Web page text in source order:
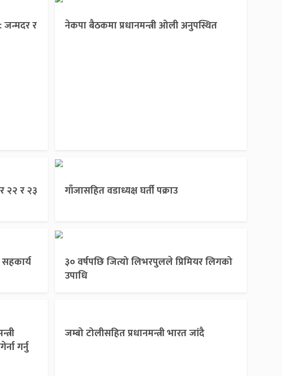
जन्मदर र
नेकपा बैठकमा प्रधानमन्त्री ओली अनुपस्थित
२२ र २३
गाँजासहित वडाध्यक्ष घर्ती पक्राउ
३० वर्षपछि जित्यो लिभरपुलले प्रिमियर लिगको
उपाधि
गर्नु
जम्बो टोलीसहित प्रधानमन्त्री भारत जांदै